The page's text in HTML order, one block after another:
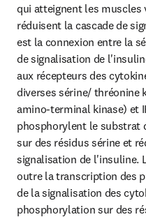
qui atteignent les muscles
réduisent la cascade de
est la connexion entre la
de signalisation de
aux récepteurs des
diverses sérine/ thréonine
amino-terminal kinase) et
phosphorylent le substrat
sur des résidus sérine et
signalisation de l'insuline.
outre la transcription des
de la signalisation des
phosphorylation sur des